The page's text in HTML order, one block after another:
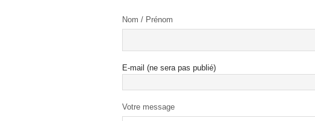
Nom / Prénom
E-mail (ne sera pas publié)
Votre message